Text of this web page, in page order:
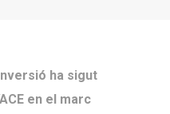
ha sigut
en el marc